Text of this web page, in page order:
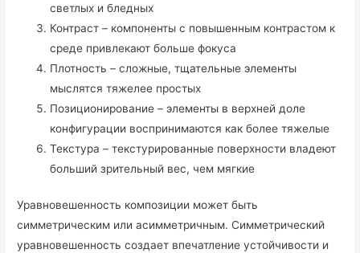
светлых и бледных
Контраст – компоненты с повышенным контрастом к
среде привлекают больше фокуса
Плотность – сложные, тщательные элементы
мыслятся тяжелее простых
Позиционирование – элементы в верхней доле
конфигурации воспринимаются как более тяжелые
Текстура – текстурированные поверхности владеют
больший зрительный вес, чем мягкие
Уравновешенность композиции может быть
симметрическим или асимметричным. Симметрический
уравновешенность создает впечатление устойчивости и